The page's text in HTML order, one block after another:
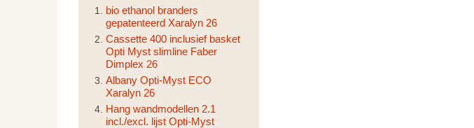
bio ethanol branders
gepatenteerd Xaralyn 26
Cassette 400 inclusief basket
Opti Myst slimline Faber
Dimplex 26
Albany Opti-Myst ECO
Xaralyn 26
Hang wandmodellen 2.1
incl./excl. lijst Opti-Myst